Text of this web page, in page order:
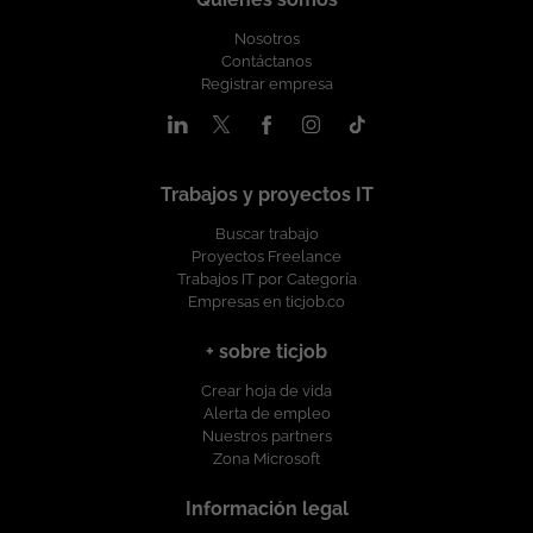
Nosotros
Contáctanos
Registrar empresa
Trabajos y proyectos IT
Buscar trabajo
Proyectos Freelance
Trabajos IT por Categoría
Empresas en ticjob.co
+ sobre ticjob
Crear hoja de vida
Alerta de empleo
Nuestros partners
Zona Microsoft
Información legal